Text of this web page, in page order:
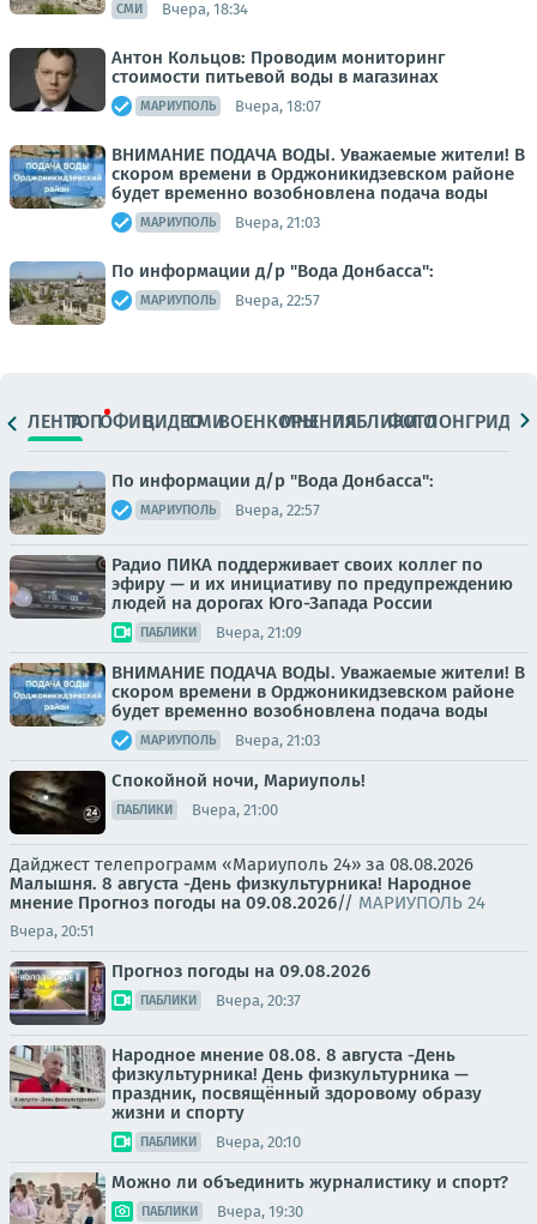
СМИ Вчера, 18:34
Антон Кольцов: Проводим мониторинг
стоимости питьевой воды в магазинах
МАРИУПОЛЬ Вчера, 18:07
ВНИМАНИЕ ПОДАЧА ВОДЫ. Уважаемые жители! В
скором времени в Орджоникидзевском районе
будет временно возобновлена подача воды
МАРИУПОЛЬ Вчера, 21:03
По информации д/р "Вода Донбасса":
МАРИУПОЛЬ Вчера, 22:57
ЛЕНТАТОПОФИЦ.ВИДЕОСМИВОЕНКОРЫМНЕНИЯПАБЛИКИ
ФОТОЛОНГРИДЫ
По информации д/р "Вода Донбасса":
МАРИУПОЛЬ Вчера, 22:57
Радио ПИКА поддерживает своих коллег по
эфиру — и их инициативу по предупреждению
людей на дорогах Юго-Запада России
ПАБЛИКИ Вчера, 21:09
ВНИМАНИЕ ПОДАЧА ВОДЫ. Уважаемые жители! В
скором времени в Орджоникидзевском районе
будет временно возобновлена подача воды
МАРИУПОЛЬ Вчера, 21:03
Спокойной ночи, Мариуполь!
ПАБЛИКИ Вчера, 21:00
Дайджест телепрограмм «Мариуполь 24» за 08.08.2026
Малышня. 8 августа -День физкультурника! Народное
мнение Прогноз погоды на 09.08.2026// МАРИУПОЛЬ 24
Вчера, 20:51
Прогноз погоды на 09.08.2026
ПАБЛИКИ Вчера, 20:37
Народное мнение 08.08. 8 августа -День
физкультурника! День физкультурника —
праздник, посвящённый здоровому образу
жизни и спорту
ПАБЛИКИ Вчера, 20:10
Можно ли объединить журналистику и спорт?
ПАБЛИКИ Вчера, 19:30